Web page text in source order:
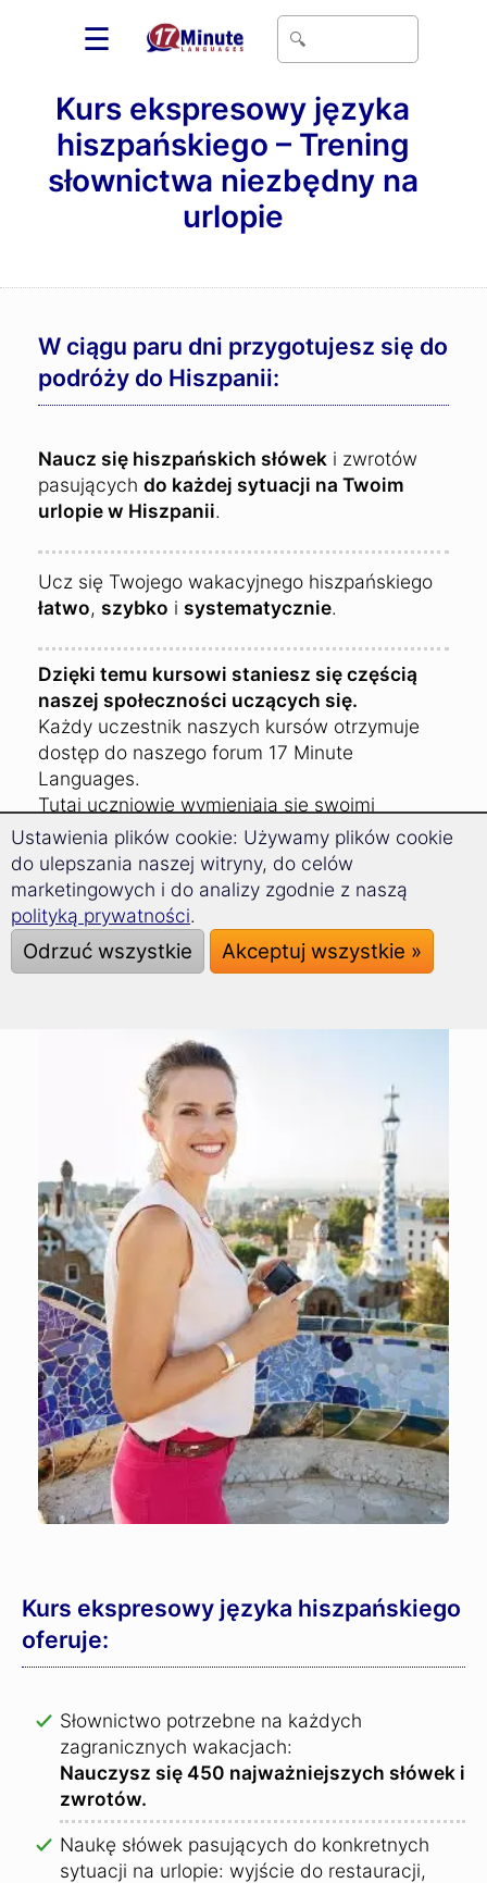
☰
Kurs ekspresowy języka
hiszpańskiego – Trening
słownictwa niezbędny na
urlopie
W ciągu paru dni przygotujesz się do
podróży do Hiszpanii:
Naucz się hiszpańskich słówek i zwrotów
pasujących do każdej sytuacji na Twoim
urlopie w Hiszpanii.
Ucz się Twojego wakacyjnego hiszpańskiego
łatwo, szybko i systematycznie.
Dzięki temu kursowi staniesz się częścią
naszej społeczności uczących się.
Każdy uczestnik naszych kursów otrzymuje
dostęp do naszego forum 17 Minute
Languages.
Tutaj uczniowie wymieniają się swoimi
doświadczeniami i radami dotyczącymi
podróży do Hiszpanii.
Kurs ekspresowy języka hiszpańskiego
oferuje:
Słownictwo potrzebne na każdych
zagranicznych wakacjach:
Nauczysz się 450 najważniejszych słówek i
zwrotów.
Naukę słówek pasujących do konkretnych
sytuacji na urlopie: wyjście do restauracji,
Ustawienia plików cookie: Używamy plików cookie
do ulepszania naszej witryny, do celów
marketingowych i do analizy zgodnie z naszą
polityką prywatności.
Odrzuć wszystkie Akceptuj wszystkie »